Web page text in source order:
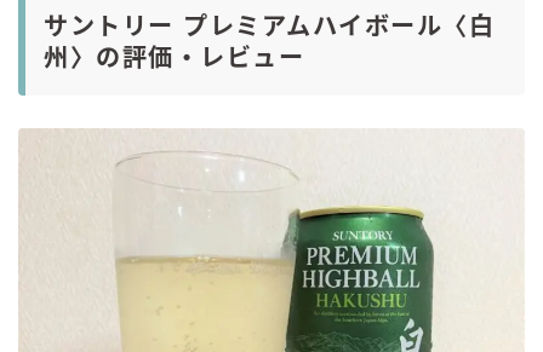
サントリー プレミアムハイボール〈白
州〉の評価・レビュー